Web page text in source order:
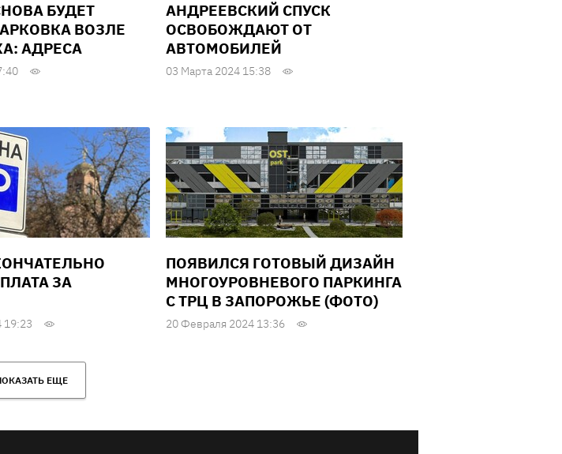
БУДЕТ
ВОЗЛЕ
АДРЕСА
АНДРЕЕВСКИЙ СПУСК
ОСВОБОЖДАЮТ ОТ
АВТОМОБИЛЕЙ
03 Марта 2024 15:38
ЗА
19:23
ПОЯВИЛСЯ ГОТОВЫЙ ДИЗАЙН
МНОГОУРОВНЕВОГО ПАРКИНГА
С ТРЦ В ЗАПОРОЖЬЕ (ФОТО)
20 Февраля 2024 13:36
ЕЩЕ